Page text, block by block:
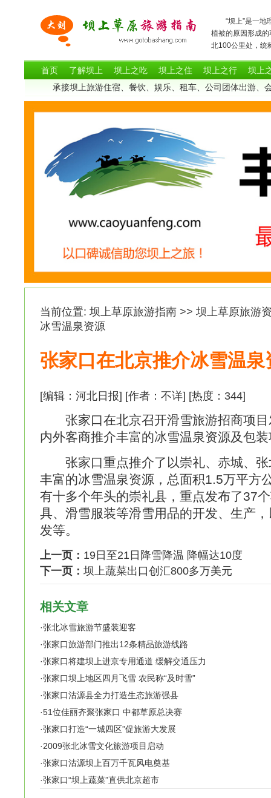
“坝上”是一地
植被的原因形成
北100公里处，
首页 了解坝上 坝上之吃 坝上之住 坝上之行
坝上
承接坝上旅游住宿、餐饮、娱乐、租车、公司团体出游、
当前位置: 坝上草原旅游指南 >> 坝上草原旅游
冰雪温泉资源
张家口在北京推介冰雪温泉
[编辑：河北日报] [作者：不详] [热度： 344]
张家口在北京召开滑雪旅游招商项目
内外客商推介丰富的冰雪温泉资源及包
张家口重点推介了以崇礼、赤城、张
丰富的冰雪温泉资源，总面积1.5万平方
有十多个年头的崇礼县，重点发布了37
具、滑雪服装等滑雪用品的开发、生产
发等。
上一页： 19日至21日降雪降温 降幅达10度
下一页： 坝上蔬菜出口创汇800多万美元
相关文章
·张北冰雪旅游节盛装迎客
·张家口旅游部门推出12条精品旅游线路
·张家口将建坝上进京专用通道 缓解交通压力
·张家口坝上地区四月飞雪 农民称“及时雪”
·张家口沽源县全力打造生态旅游强县
·51位佳丽齐聚张家口 中都草原总决赛
·张家口打造“一城四区”促旅游大发展
·2009张北冰雪文化旅游项目启动
·张家口沽源坝上百万千瓦风电奠基
·张家口“坝上蔬菜”直供北京超市